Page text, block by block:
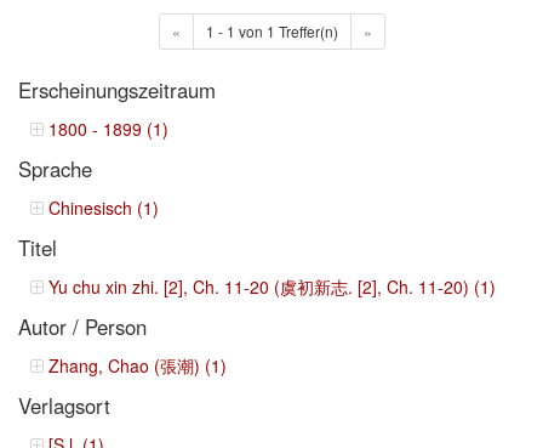
« 1 - 1 von 1 Treffer(n) »
Erscheinungszeitraum
1800 - 1899 (1)
Sprache
Chinesisch (1)
Titel
Yu chu xin zhi. [2], Ch. 11-20 (虞初新志. [2], Ch. 11-20) (1)
Autor / Person
Zhang, Chao (張潮) (1)
Verlagsort